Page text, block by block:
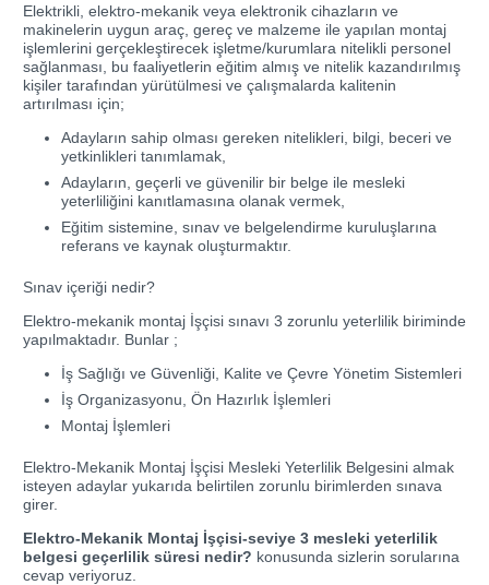
Elektrikli, elektro-mekanik veya elektronik cihazların ve
makinelerin uygun araç, gereç ve malzeme ile yapılan montaj
işlemlerini gerçekleştirecek işletme/kurumlara nitelikli personel
sağlanması, bu faaliyetlerin eğitim almış ve nitelik kazandırılmış
kişiler tarafından yürütülmesi ve çalışmalarda kalitenin
artırılması için;
Adayların sahip olması gereken nitelikleri, bilgi, beceri ve
yetkinlikleri tanımlamak,
Adayların, geçerli ve güvenilir bir belge ile mesleki
yeterliliğini kanıtlamasına olanak vermek,
Eğitim sistemine, sınav ve belgelendirme kuruluşlarına
referans ve kaynak oluşturmaktır.
Sınav içeriği nedir?
Elektro-mekanik montaj İşçisi sınavı 3 zorunlu yeterlilik biriminde
yapılmaktadır. Bunlar ;
İş Sağlığı ve Güvenliği, Kalite ve Çevre Yönetim Sistemleri
İş Organizasyonu, Ön Hazırlık İşlemleri
Montaj İşlemleri
Elektro-Mekanik Montaj İşçisi Mesleki Yeterlilik Belgesini almak
isteyen adaylar yukarıda belirtilen zorunlu birimlerden sınava
girer.
Elektro-Mekanik Montaj İşçisi-seviye 3 mesleki yeterlilik
belgesi geçerlilik süresi nedir? konusunda sizlerin sorularına
cevap veriyoruz.